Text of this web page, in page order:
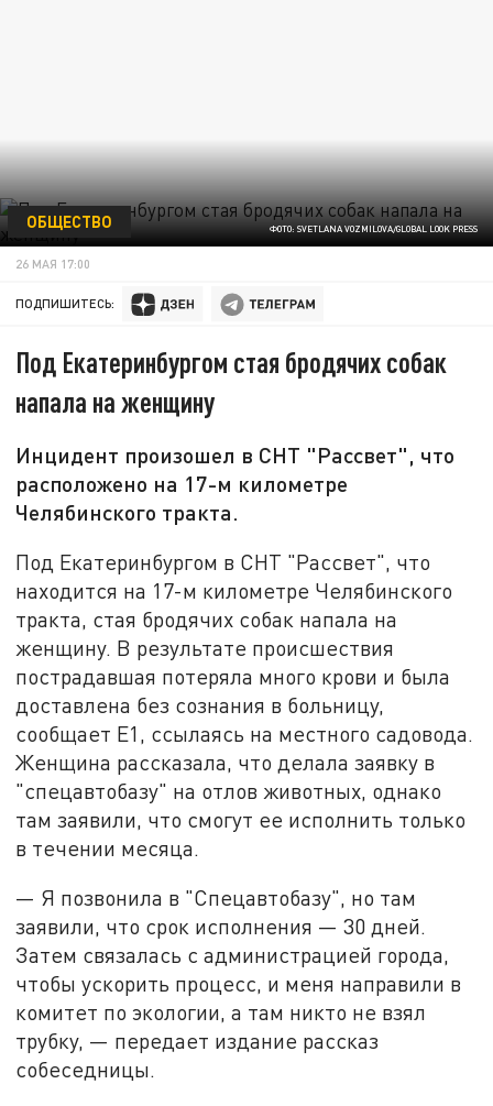
ФОТО: SVETLANA VOZMILOVA/GLOBAL LOOK PRESS
ОБЩЕСТВО
26 МАЯ 17:00
ПОДПИШИТЕСЬ:
Под Екатеринбургом стая бродячих собак
напала на женщину
Инцидент произошел в СНТ "Рассвет", что
расположено на 17-м километре
Челябинского тракта.
Под Екатеринбургом в СНТ "Рассвет", что
находится на 17-м километре Челябинского
тракта, стая бродячих собак напала на
женщину. В результате происшествия
пострадавшая потеряла много крови и была
доставлена без сознания в больницу,
сообщает Е1, ссылаясь на местного садовода.
Женщина рассказала, что делала заявку в
"спецавтобазу" на отлов животных, однако
там заявили, что смогут ее исполнить только
в течении месяца.
— Я позвонила в "Спецавтобазу", но там
заявили, что срок исполнения — 30 дней.
Затем связалась с администрацией города,
чтобы ускорить процесс, и меня направили в
комитет по экологии, а там никто не взял
трубку, — передает издание рассказ
собеседницы.